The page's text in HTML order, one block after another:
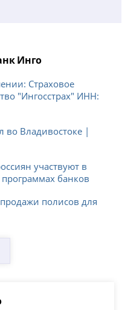
Инго
Страховое
"Ингосстрах" ИНН:
во Владивостоке |
участвуют в
банков
полисов для